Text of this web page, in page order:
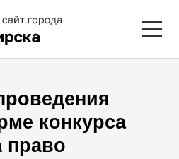
конкурса
право